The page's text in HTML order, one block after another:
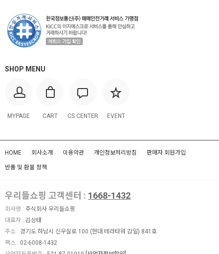
SHOP MENU
MYPAGE CART CS CENTER EVENT
HOME 회사소개 이용약관 개인정보처리방침 판매자 회원가입
반품 및 환불 정책
우리들쇼핑 고객센터 : 1668-1432
회사명 : 주식회사 우리들쇼핑
대표자 : 김상태
주소 : 경기도 하남시 신우실로 100 (현대 테라타워 감일) 841호
팩스 : 02-6008-1432